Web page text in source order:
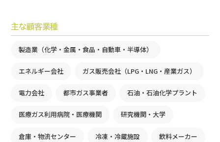
主な顧客業種
製造業（化学・金属・食品・自動車・半導体）
エネルギー会社 ガス販売会社（LPG・LNG・産業ガス）
電力会社 都市ガス事業者 石油・石油化学プラント
医療ガス利用病院・医療機関 研究機関・大学
倉庫・物流センター 冷凍・冷蔵施設 飲料メーカー